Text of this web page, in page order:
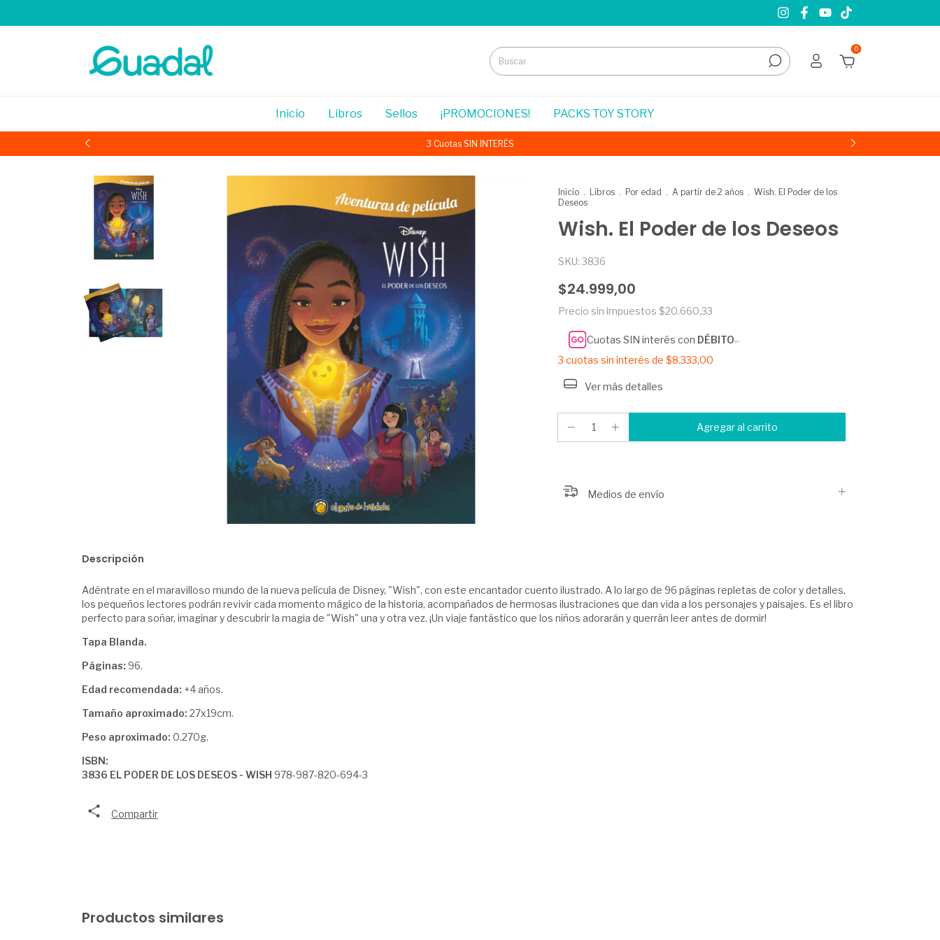
0
Inicio Libros Sellos ¡PROMOCIONES! PACKS TOY STORY
3 Cuotas SIN INTERÉS
Inicio . Libros . Por edad . A partir de 2 años . Wish. El Poder de los
Deseos
Wish. El Poder de los Deseos
SKU: 3836
$24.999,00
Precio sin impuestos $20.660,33
Cuotas SIN interés con DÉBITO
3 cuotas sin interés de $8.333,00
Ver más detalles
Medios de envío
Descripción
Adéntrate en el maravilloso mundo de la nueva película de Disney, "Wish", con este encantador cuento ilustrado. A lo largo de 96 páginas repletas de color y detalles,
los pequeños lectores podrán revivir cada momento mágico de la historia, acompañados de hermosas ilustraciones que dan vida a los personajes y paisajes. Es el libro
perfecto para soñar, imaginar y descubrir la magia de "Wish" una y otra vez. ¡Un viaje fantástico que los niños adorarán y querrán leer antes de dormir!
Tapa Blanda.
Páginas: 96.
Edad recomendada: +4 años.
Tamaño aproximado: 27x19cm.
Peso aproximado: 0.270g.
ISBN:
3836 EL PODER DE LOS DESEOS - WISH 978-987-820-694-3
Compartir
Productos similares